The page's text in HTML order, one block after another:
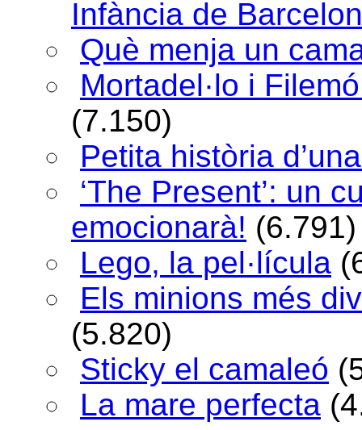
Infància de
Què menja un
Mortadel·lo i
(7.150)
Petita història
‘The Present’: un
emocionarà! (6.791)
Lego, la pel·lícula
Els minions més
(5.820)
Sticky el camaleó
La mare perfecta